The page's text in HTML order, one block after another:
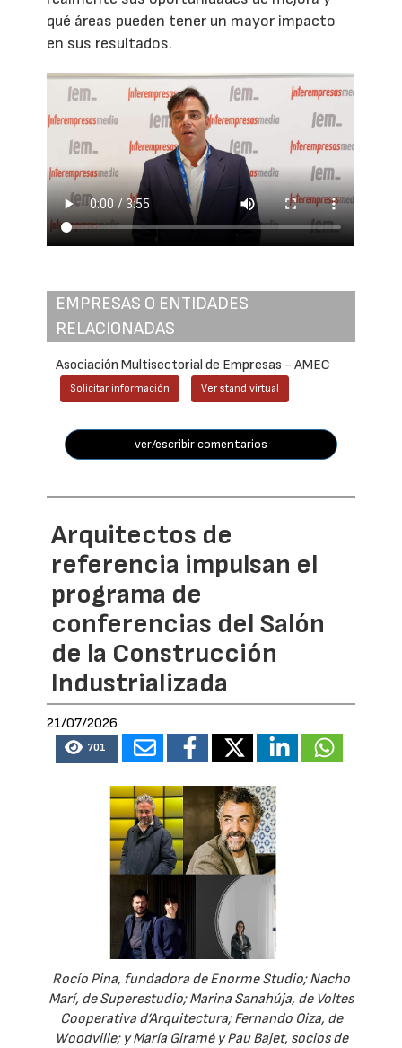
qué áreas pueden tener un mayor impacto
en sus resultados.
EMPRESAS O ENTIDADES
RELACIONADAS
Asociación Multisectorial de Empresas - AMEC
Solicitar información Ver stand virtual
ver/escribir comentarios
Arquitectos de
referencia impulsan el
programa de
conferencias del Salón
de la Construcción
Industrializada
21/07/2026
701
Rocío Pina, fundadora de Enorme Studio; Nacho
Marí, de Superestudio; Marina Sanahúja, de Voltes
Cooperativa d’Arquitectura; Fernando Oiza, de
Woodville; y María Giramé y Pau Bajet, socios de